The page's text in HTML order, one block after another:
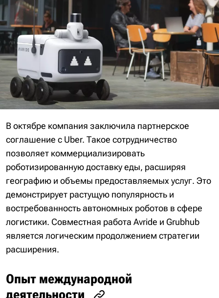
В октябре компания заключила партнерское
соглашение с Uber. Такое сотрудничество
позволяет коммерциализировать
роботизированную доставку еды, расширяя
географию и объемы предоставляемых услуг. Это
демонстрирует растущую популярность и
востребованность автономных роботов в сфере
логистики. Совместная работа Avride и Grubhub
является логическим продолжением стратегии
расширения.
Опыт международной
деятельности